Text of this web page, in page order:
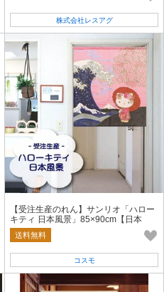
株式会社レスアグ
【受注生産のれん】サンリオ「ハロー
キティ 日本風景」85×90cm【日本
製】コスモ 目隠し
送料無料
コスモ